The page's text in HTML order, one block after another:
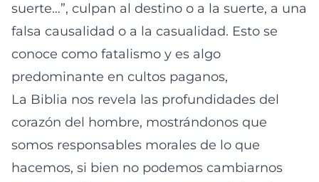
suerte…”, culpan al destino o a la suerte, a una
falsa causalidad o a la casualidad. Esto se
conoce como fatalismo y es algo
predominante en cultos paganos,
La Biblia nos revela las profundidades del
corazón del hombre, mostrándonos que
somos responsables morales de lo que
hacemos, si bien no podemos cambiarnos